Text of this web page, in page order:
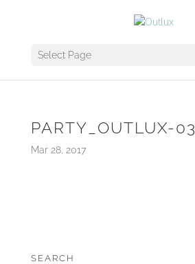
Select Page
PARTY_OUTLUX-03
Mar 28, 2017
SEARCH